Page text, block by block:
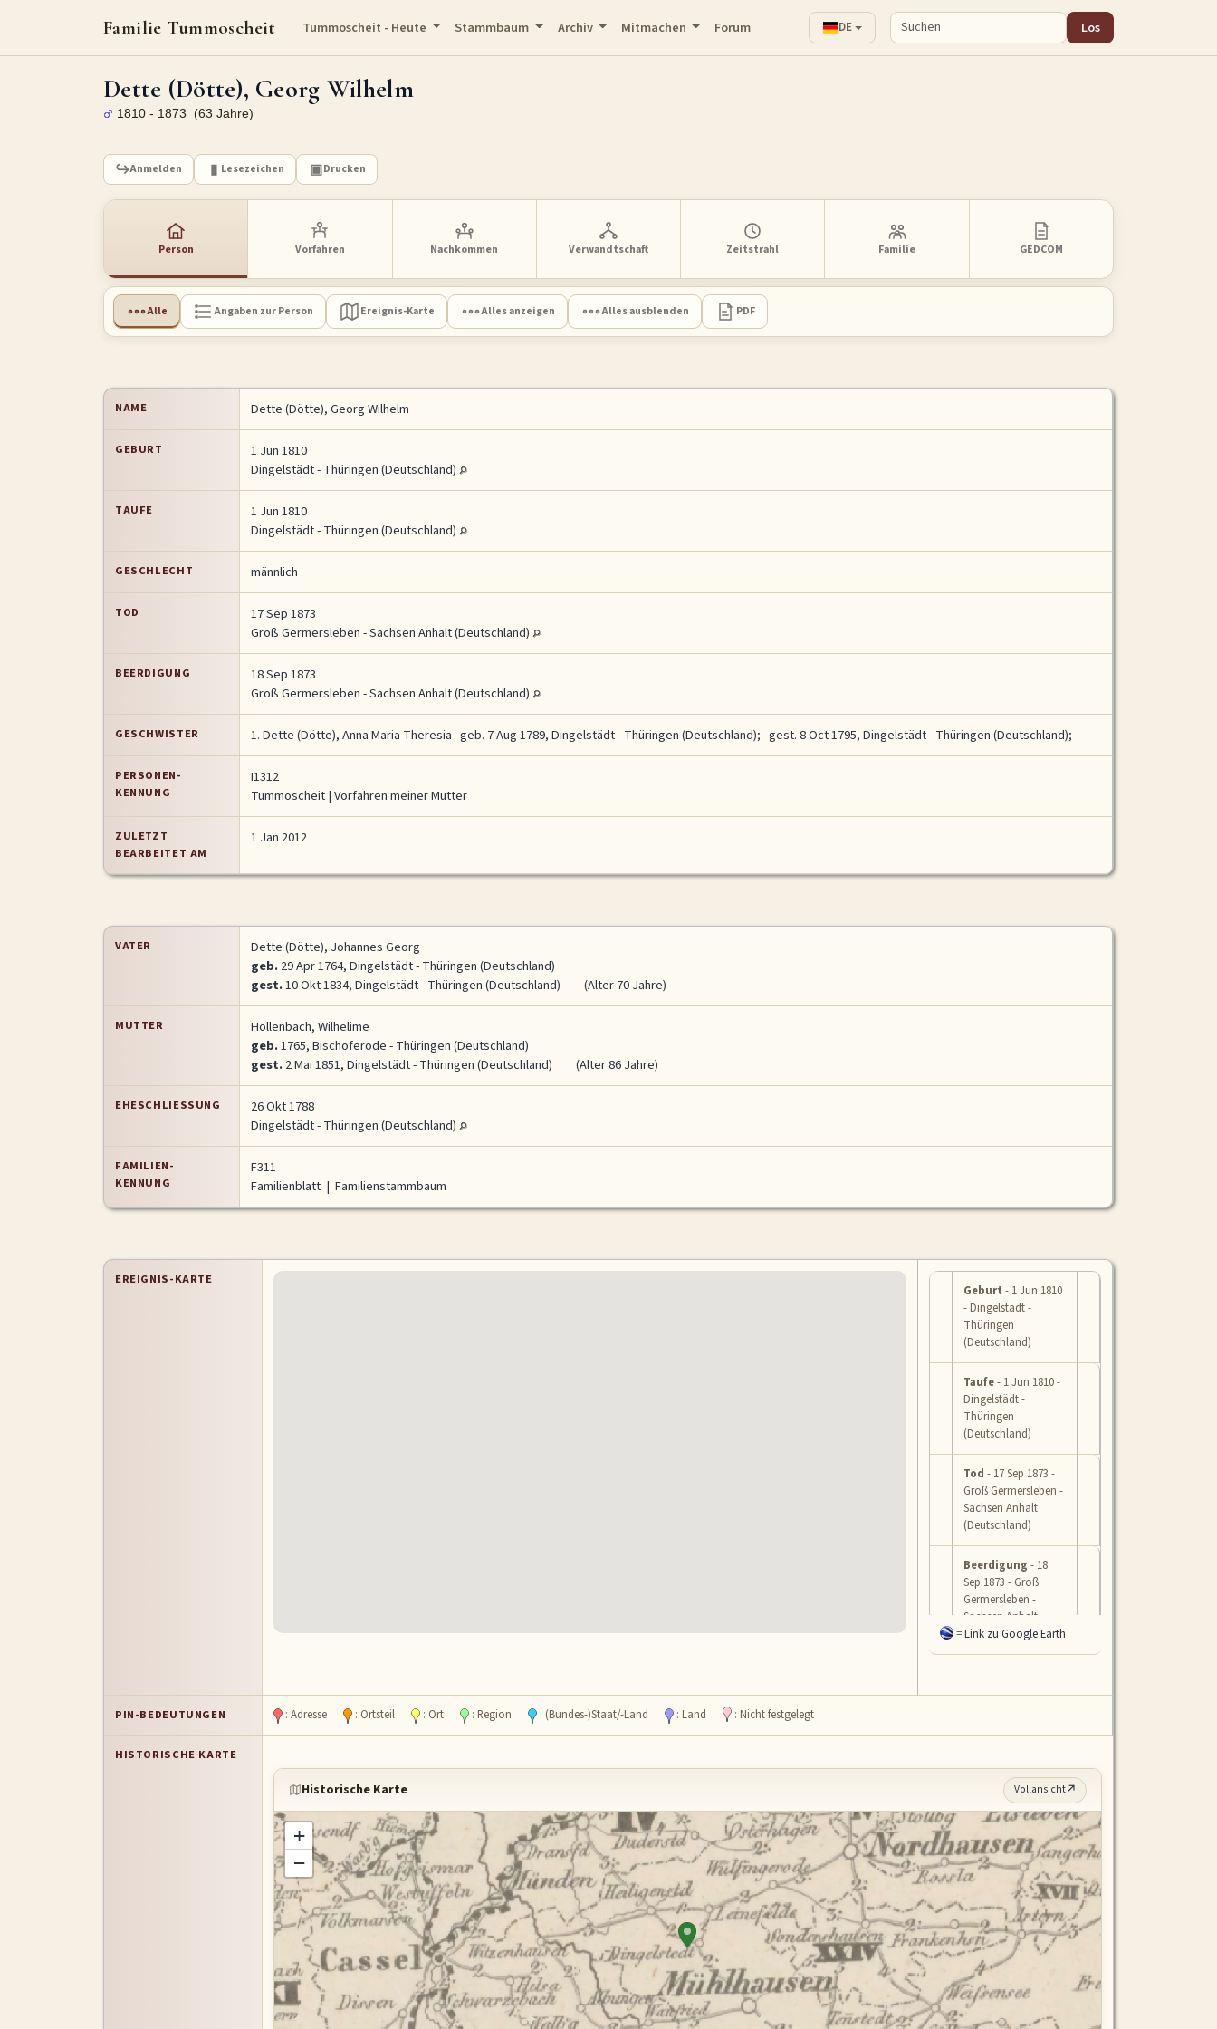
Familie Tummoscheit Tummoscheit - Heute Stammbaum Archiv Mitmachen Forum DE Los
Dette (Dötte), Georg Wilhelm
1810 - 1873 (63 Jahre)
Anmelden Lesezeichen Drucken
Person Vorfahren Nachkommen Verwandtschaft Zeitstrahl Familie GEDCOM
Alle Angaben zur Person Ereignis-Karte Alles anzeigen Alles ausblenden PDF
NAME Dette (Dötte),Georg Wilhelm
GEBURT
1 Jun 1810
Dingelstädt - Thüringen (Deutschland)
TAUFE
1 Jun 1810
Dingelstädt - Thüringen (Deutschland)
GESCHLECHT männlich
TOD
17 Sep 1873
Groß Germersleben - Sachsen Anhalt (Deutschland)
BEERDIGUNG
18 Sep 1873
Groß Germersleben - Sachsen Anhalt (Deutschland)
GESCHWISTER 1.Dette (Dötte), Anna Maria Theresia geb. 7 Aug 1789, Dingelstädt - Thüringen (Deutschland); gest. 8 Oct 1795, Dingelstädt - Thüringen (Deutschland);
PERSONEN-
KENNUNG
I1312
Tummoscheit| Vorfahren meiner Mutter
ZULETZT
BEARBEITET AM
1 Jan 2012
VATER
Dette (Dötte), Johannes Georg
geb.29 Apr 1764, Dingelstädt - Thüringen (Deutschland)
gest.10 Okt 1834, Dingelstädt - Thüringen (Deutschland) (Alter 70 Jahre)
MUTTER
Hollenbach, Wilhelime
geb.1765, Bischoferode - Thüringen (Deutschland)
gest.2 Mai 1851, Dingelstädt - Thüringen (Deutschland) (Alter 86 Jahre)
EHESCHLIESSUNG
26 Okt 1788
Dingelstädt - Thüringen (Deutschland)
FAMILIEN-
KENNUNG
F311
Familienblatt | Familienstammbaum
EREIGNIS-KARTE
Geburt - 1 Jun 1810
- Dingelstädt -
Thüringen
(Deutschland)
Taufe- 1 Jun 1810 -
Dingelstädt -
Thüringen
(Deutschland)
Tod - 17 Sep 1873 -
Groß Germersleben -
Sachsen Anhalt
(Deutschland)
Beerdigung - 18
Sep 1873 - Groß
Germersleben -
Sachsen Anhalt
(Deutschland)
=Link zu Google Earth
PIN-BEDEUTUNGEN : Adresse : Ortsteil : Ort : Region : (Bundes-)Staat/-Land : Land : Nicht festgelegt
HISTORISCHE KARTE
Historische Karte Vollansicht
+
−